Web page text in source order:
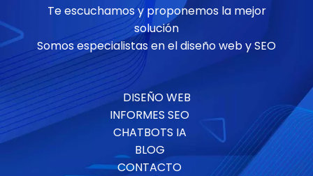
Te escuchamos y proponemos la mejor
solución
Somos especialistas en el diseño web y SEO
DISEÑO WEB
INFORMES SEO
CHATBOTS IA
BLOG
CONTACTO